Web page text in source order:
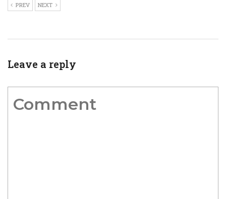
PREV NEXT
Leave a reply